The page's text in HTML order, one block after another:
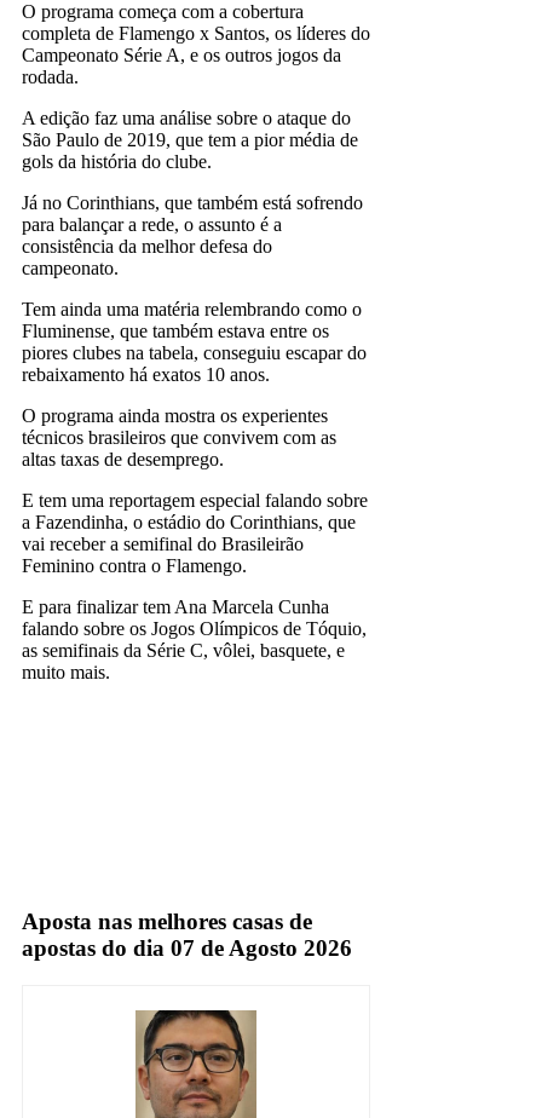
O programa começa com a cobertura
completa de Flamengo x Santos, os líderes do
Campeonato Série A, e os outros jogos da
rodada.
A edição faz uma análise sobre o ataque do
São Paulo de 2019, que tem a pior média de
gols da história do clube.
Já no Corinthians, que também está sofrendo
para balançar a rede, o assunto é a
consistência da melhor defesa do
campeonato.
Tem ainda uma matéria relembrando como o
Fluminense, que também estava entre os
piores clubes na tabela, conseguiu escapar do
rebaixamento há exatos 10 anos.
O programa ainda mostra os experientes
técnicos brasileiros que convivem com as
altas taxas de desemprego.
E tem uma reportagem especial falando sobre
a Fazendinha, o estádio do Corinthians, que
vai receber a semifinal do Brasileirão
Feminino contra o Flamengo.
E para finalizar tem Ana Marcela Cunha
falando sobre os Jogos Olímpicos de Tóquio,
as semifinais da Série C, vôlei, basquete, e
muito mais.
Aposta nas melhores casas de
apostas do dia 07 de Agosto 2026